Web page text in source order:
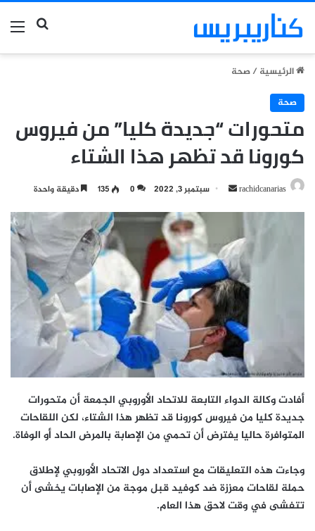
بحث
الرئيسية/صحة
صحة
متحورات “جديدة كليا” من فيروس
كورونا قد تظهر هذا الشتاء
rachidcanarias
أرسل
إلكترونيا
سبتمبر 3, 2022 0
135 دقيقة واحدة
أفادت وكالة الدواء التابعة للاتحاد الأوروبي الجمعة أن متحورات
جديدة كليا من فيروس كورونا قد تظهر هذا الشتاء، لكن اللقاحات
المتوافرة حاليا يفترض أن تحمي من الإصابة بالمرض الحاد أو الوفاة.
وجاءت هذه التعليقات مع استعداد دول الاتحاد الأوروبي لإطلاق
حملة لقاحات معززة ضد كوفيد قبل موجة من الإصابات يخشى أن
تتفشى في وقت لاحق هذا العام.